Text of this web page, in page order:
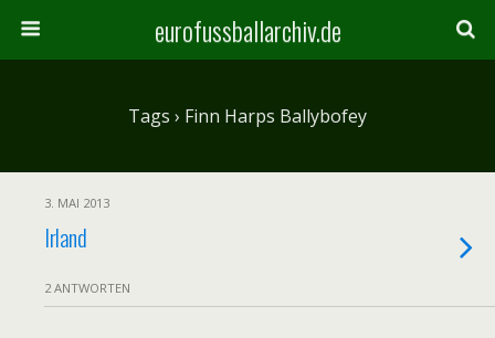
eurofussballarchiv.de
Tags › Finn Harps Ballybofey
3. MAI 2013
Irland
2 ANTWORTEN